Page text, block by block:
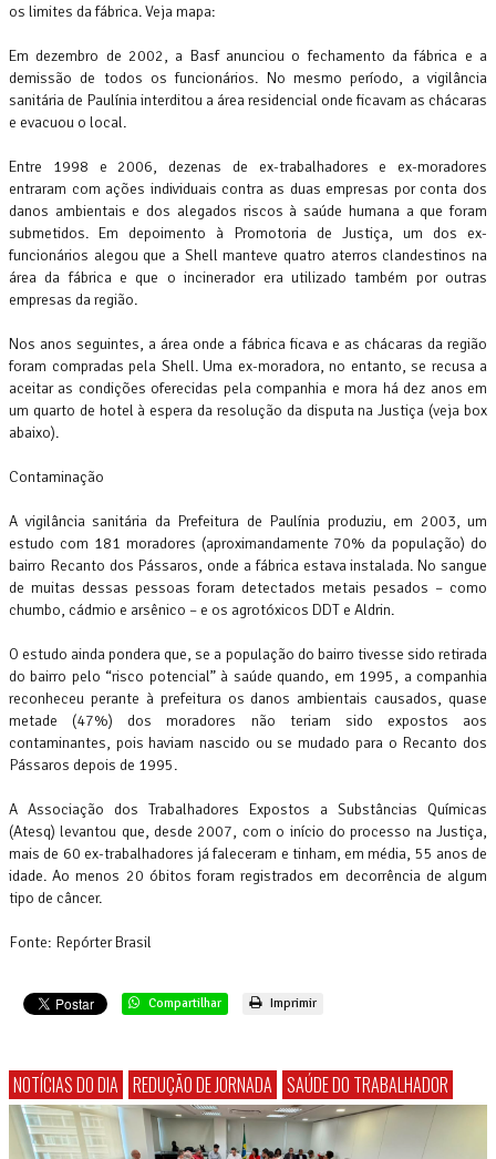
os limites da fábrica. Veja mapa:
Em dezembro de 2002, a Basf anunciou o fechamento da fábrica e a
demissão de todos os funcionários. No mesmo período, a vigilância
sanitária de Paulínia interditou a área residencial onde ficavam as chácaras
e evacuou o local.
Entre 1998 e 2006, dezenas de ex-trabalhadores e ex-moradores
entraram com ações individuais contra as duas empresas por conta dos
danos ambientais e dos alegados riscos à saúde humana a que foram
submetidos. Em depoimento à Promotoria de Justiça, um dos ex-
funcionários alegou que a Shell manteve quatro aterros clandestinos na
área da fábrica e que o incinerador era utilizado também por outras
empresas da região.
Nos anos seguintes, a área onde a fábrica ficava e as chácaras da região
foram compradas pela Shell. Uma ex-moradora, no entanto, se recusa a
aceitar as condições oferecidas pela companhia e mora há dez anos em
um quarto de hotel à espera da resolução da disputa na Justiça (veja box
abaixo).
Contaminação
A vigilância sanitária da Prefeitura de Paulínia produziu, em 2003, um
estudo com 181 moradores (aproximandamente 70% da população) do
bairro Recanto dos Pássaros, onde a fábrica estava instalada. No sangue
de muitas dessas pessoas foram detectados metais pesados – como
chumbo, cádmio e arsênico – e os agrotóxicos DDT e Aldrin.
O estudo ainda pondera que, se a população do bairro tivesse sido retirada
do bairro pelo “risco potencial” à saúde quando, em 1995, a companhia
reconheceu perante à prefeitura os danos ambientais causados, quase
metade (47%) dos moradores não teriam sido expostos aos
contaminantes, pois haviam nascido ou se mudado para o Recanto dos
Pássaros depois de 1995.
A Associação dos Trabalhadores Expostos a Substâncias Químicas
(Atesq) levantou que, desde 2007, com o início do processo na Justiça,
mais de 60 ex-trabalhadores já faleceram e tinham, em média, 55 anos de
idade. Ao menos 20 óbitos foram registrados em decorrência de algum
tipo de câncer.
Fonte: Repórter Brasil
Compartilhar Imprimir
NOTÍCIAS DO DIA REDUÇÃO DE JORNADA SAÚDE DO TRABALHADOR